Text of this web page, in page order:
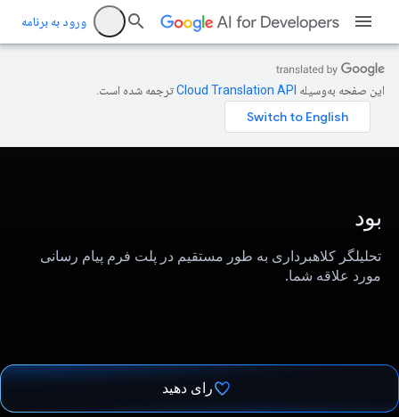
ورود به برنامه
این صفحه به‌وسیله ترجمه شده است.
بود
تحلیلگر کلاهبرداری به طور مستقیم در پلت فرم پیام رسانی
مورد علاقه شما.
رای دهید